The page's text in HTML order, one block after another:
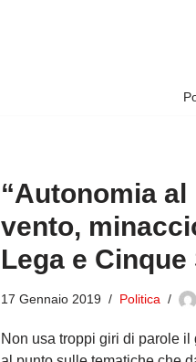
“Autonomia
vento,
Lega e Cinque
17 Gennaio 2019 Politica
Non usa troppi giri di parole